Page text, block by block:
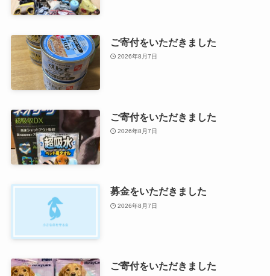
ご寄付をいただきました
2026年8月7日
ご寄付をいただきました
2026年8月7日
募金をいただきました
2026年8月7日
ご寄付をいただきました